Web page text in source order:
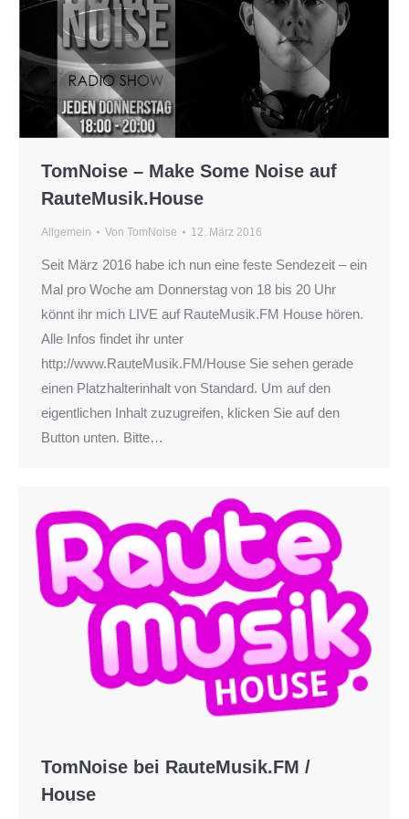
TomNoise – Make Some Noise auf
RauteMusik.House
Allgemein Von TomNoise 12. März 2016
Seit März 2016 habe ich nun eine feste Sendezeit – ein
Mal pro Woche am Donnerstag von 18 bis 20 Uhr
könnt ihr mich LIVE auf RauteMusik.FM House hören.
Alle Infos findet ihr unter
http://www.RauteMusik.FM/House Sie sehen gerade
einen Platzhalterinhalt von Standard. Um auf den
eigentlichen Inhalt zuzugreifen, klicken Sie auf den
Button unten. Bitte…
TomNoise bei RauteMusik.FM /
House